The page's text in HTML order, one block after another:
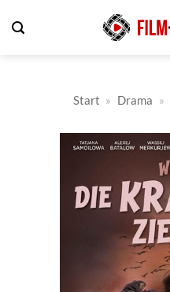
Inhalt
Start » Drama »